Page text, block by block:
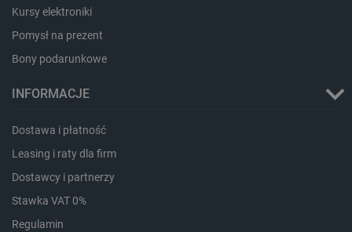
Kursy elektroniki
Pomysł na prezent
Bony podarunkowe
INFORMACJE
Dostawa i płatność
Leasing i raty dla firm
Dostawcy i partnerzy
Stawka VAT 0%
Regulamin
isListDisplay